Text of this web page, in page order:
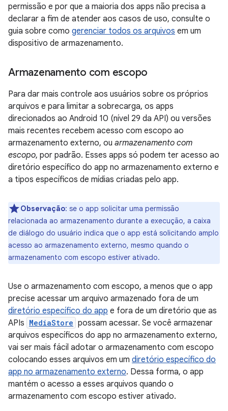
permissão e por que a maioria dos apps não precisa a
declarar a fim de atender aos casos de uso, consulte o
guia sobre como gerenciar todos os arquivos em um
dispositivo de armazenamento.
Armazenamento com escopo
Para dar mais controle aos usuários sobre os próprios
arquivos e para limitar a sobrecarga, os apps
direcionados ao Android 10 (nível 29 da API) ou versões
mais recentes recebem acesso com escopo ao
armazenamento externo, ou armazenamento com
escopo, por padrão. Esses apps só podem ter acesso ao
diretório específico do app no armazenamento externo e
a tipos específicos de mídias criadas pelo app.
Observação: se o app solicitar uma permissão
relacionada ao armazenamento durante a execução, a caixa
de diálogo do usuário indica que o app está solicitando amplo
acesso ao armazenamento externo, mesmo quando o
armazenamento com escopo estiver ativado.
Use o armazenamento com escopo, a menos que o app
precise acessar um arquivo armazenado fora de um
diretório específico do app e fora de um diretório que as
APIs MediaStore possam acessar. Se você armazenar
arquivos específicos do app no armazenamento externo,
vai ser mais fácil adotar o armazenamento com escopo
colocando esses arquivos em um diretório específico do
app no armazenamento externo. Dessa forma, o app
mantém o acesso a esses arquivos quando o
armazenamento com escopo estiver ativado.